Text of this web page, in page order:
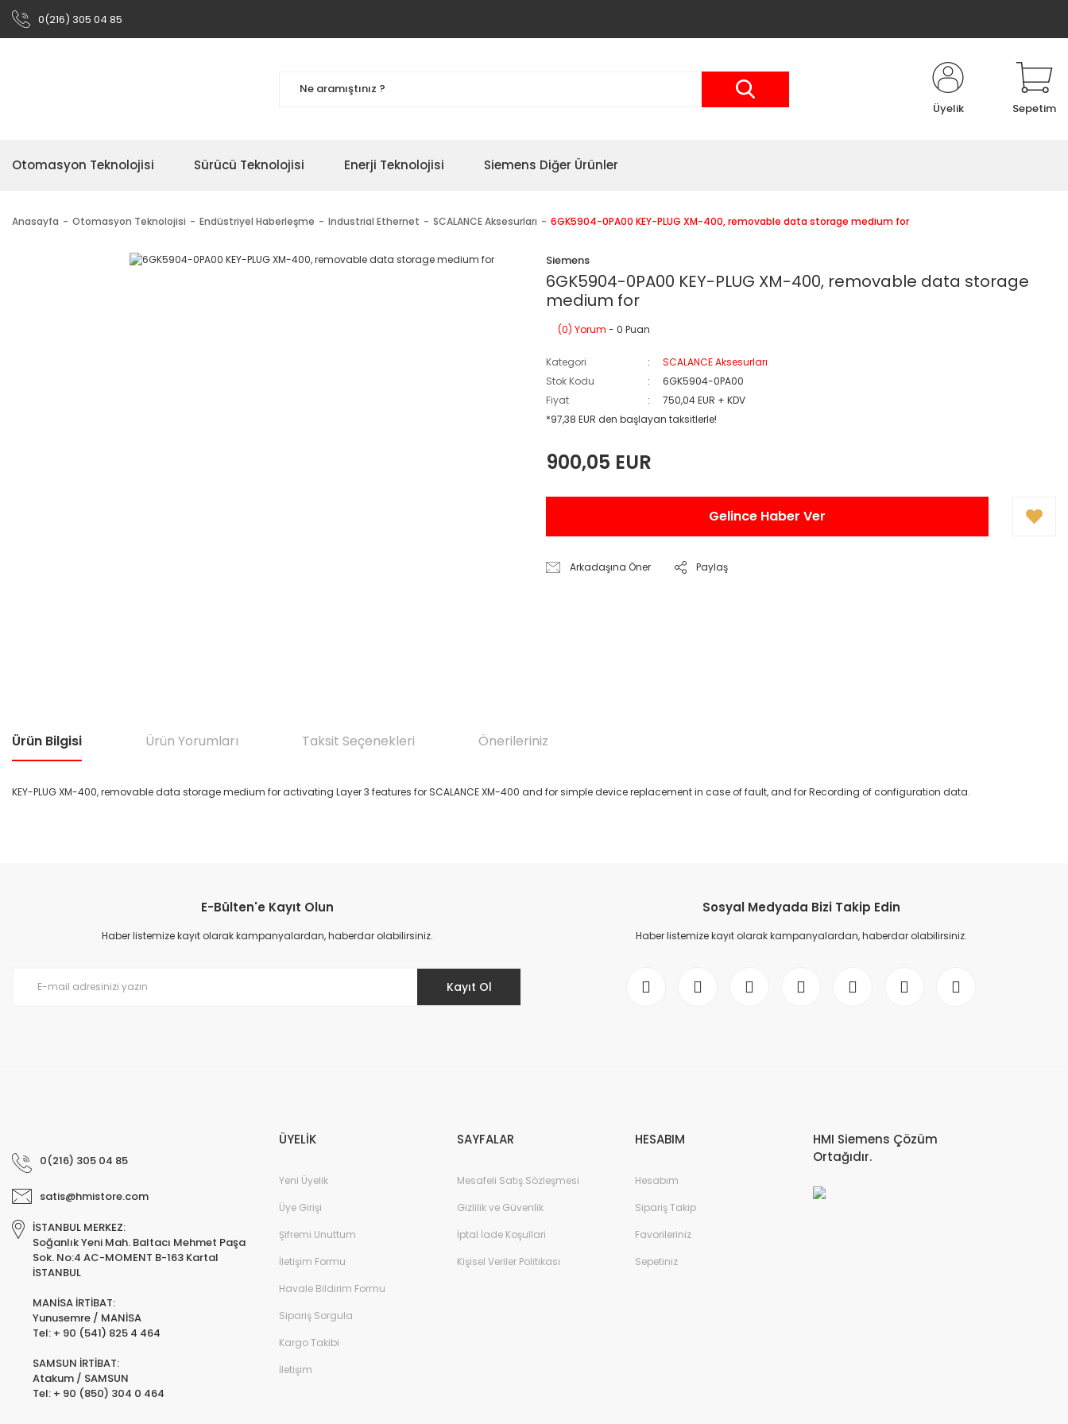
0(216) 305 04 85
Üyelik Sepetim
Otomasyon Teknolojisi Sürücü Teknolojisi Enerji Teknolojisi Siemens Diğer Ürünler
Anasayfa Otomasyon Teknolojisi Endüstriyel Haberleşme Industrial Ethernet SCALANCE Aksesurları 6GK5904-0PA00 KEY-PLUG XM-400, removable data storage medium for
Siemens
6GK5904-0PA00 KEY-PLUG XM-400, removable data storage
medium for
(0) Yorum - 0 Puan
Kategori
SCALANCE Aksesurları
Stok Kodu
6GK5904-0PA00
Fiyat
750,04 EUR + KDV
*97,38 EUR den başlayan taksitlerle!
900,05 EUR
Gelince Haber Ver
Arkadaşına Öner Paylaş
Ürün Bilgisi Ürün Yorumları Taksit Seçenekleri Önerileriniz
KEY-PLUG XM-400, removable data storage medium for activating Layer 3 features for SCALANCE XM-400 and for simple device replacement in case of fault, and for Recording of configuration data.
Ürün resmi kalitesiz, bozuk veya görüntülenemiyor.
Ürün açıklamasında eksik bilgiler bulunuyor.
E-Bülten'e Kayıt Olun
Haber listemize kayıt olarak kampanyalardan, haberdar olabilirsiniz.
Kayıt Ol
Sosyal Medyada Bizi Takip Edin
Haber listemize kayıt olarak kampanyalardan, haberdar olabilirsiniz.
0(216) 305 04 85
satis@hmistore.com
İSTANBUL MERKEZ:
Soğanlık Yeni Mah. Baltacı Mehmet Paşa
Sok. No:4 AC-MOMENT B-163 Kartal
İSTANBUL
MANİSA İRTİBAT:
Yunusemre / MANİSA
Tel: + 90 (541) 825 4 464
SAMSUN İRTİBAT:
Atakum / SAMSUN
Tel: + 90 (850) 304 0 464
ÜYELİK
Yeni Üyelik
Üye Girişi
Şifremi Unuttum
İletişim Formu
Havale Bildirim Formu
Sipariş Sorgula
Kargo Takibi
İletişim
SAYFALAR
Mesafeli Satış Sözleşmesi
Gizlilik ve Güvenlik
İptal İade Koşullari
Kişisel Veriler Politikası
HESABIM
Hesabım
Sipariş Takip
Favorileriniz
Sepetiniz
HMI Siemens Çözüm
Ortağıdır.